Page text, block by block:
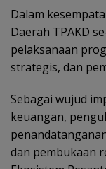
Dalam
Daerah TPAKD
pelaksanaan
strategis, dan
Sebagai wujud
keuangan,
dan pembukaan